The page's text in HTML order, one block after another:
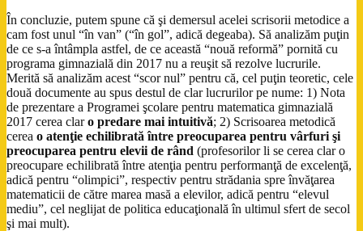
În concluzie, putem spune că şi demersul acelei scrisorii metodice a
cam fost unul “în van” (“în gol”, adică degeaba). Să analizăm puţin
de ce s-a întâmpla astfel, de ce această “nouă reformă” pornită cu
programa gimnazială din 2017 nu a reuşit să rezolve lucrurile.
Merită să analizăm acest “scor nul” pentru că, cel puţin teoretic, cele
două documente au spus destul de clar lucrurilor pe nume: 1) Nota
de prezentare a Programei şcolare pentru matematica gimnazială
2017 cerea claro predare mai intuitivă; 2) Scrisoarea metodică
cerea o atenţie echilibrată între preocuparea pentru vârfuri şi
preocuparea pentru elevii de rând (profesorilor li se cerea clar o
preocupare echilibrată între atenţia pentru performanţă de excelenţă,
adică pentru “olimpici”, respectiv pentru strădania spre învăţarea
matematicii de către marea masă a elevilor, adică pentru “elevul
mediu”, cel neglijat de politica educaţională în ultimul sfert de secol
şi mai mult).